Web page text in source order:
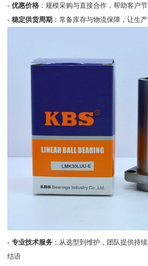
- 优惠价格：规模采购与直接合作，帮助客户节
- 稳定供货周期 ：常备库存与物流保障，让生
- 专业技术服务：从选型到维护，团队提供持续
结语